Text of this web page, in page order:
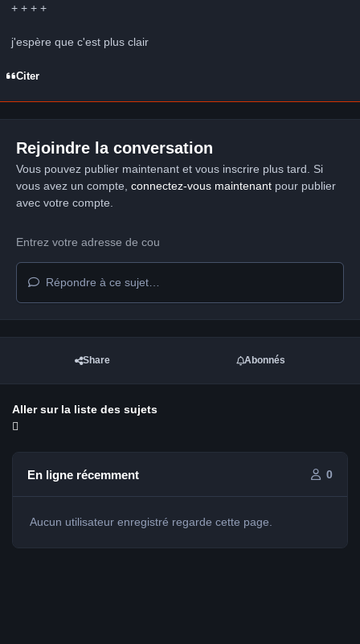
+ + + +
j'espère que c'est plus clair
Citer
Rejoindre la conversation
Vous pouvez publier maintenant et vous inscrire plus tard. Si
vous avez un compte, connectez-vous maintenantpour publier
avec votre compte.
Répondre à ce sujet…
Share Abonnés
Aller sur la liste des sujets
En ligne récemment 0
Aucun utilisateur enregistré regarde cette page.